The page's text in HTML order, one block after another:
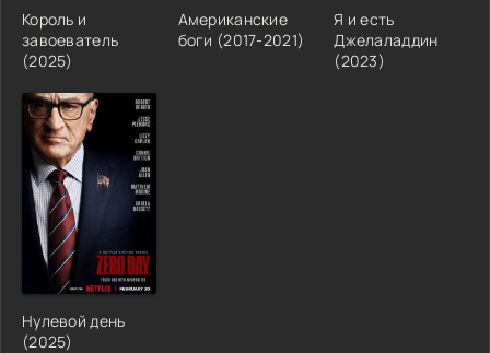
Король и
завоеватель
(2025)
Американские
боги (2017-2021)
Я и есть
Джелаладдин
(2023)
Нулевой день
(2025)